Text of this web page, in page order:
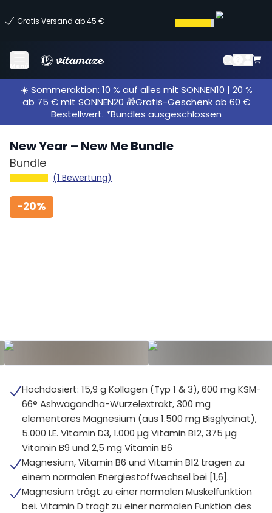
Gratis Versand ab 45 €
Menü
☀️ Sommeraktion: 10 % auf alles mit SONNEN10 | 20 %
ab 75 € mit SONNEN20 🎁Gratis-Geschenk ab 60 €
Bestellwert. *Bundles ausgeschlossen
New Year – New Me Bundle
Bundle
(1 Bewertung)
-20%
Hochdosiert: 15,9 g Kollagen (Typ 1 & 3), 600 mg KSM-
66® Ashwagandha-Wurzelextrakt, 300 mg
elementares Magnesium (aus 1.500 mg Bisglycinat),
5.000 I.E. Vitamin D3, 1.000 µg Vitamin B12, 375 µg
Vitamin B9 und 2,5 mg Vitamin B6
Magnesium, Vitamin B6 und Vitamin B12 tragen zu
einem normalen Energiestoffwechsel bei [1,6].
Magnesium trägt zu einer normalen Muskelfunktion
bei. Vitamin D trägt zu einer normalen Funktion des